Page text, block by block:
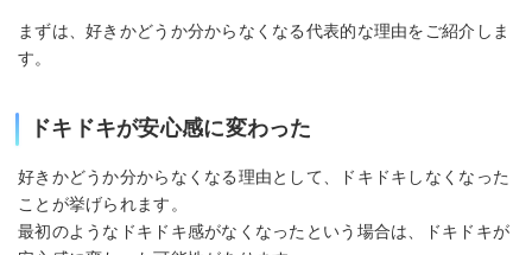
まずは、好きかどうか分からなくなる代表的な理由をご紹介しま
す。
ドキドキが安心感に変わった
好きかどうか分からなくなる理由として、ドキドキしなくなった
ことが挙げられます。
最初のようなドキドキ感がなくなったという場合は、ドキドキが